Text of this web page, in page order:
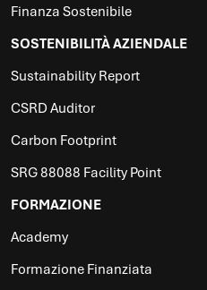
Finanza Sostenibile
SOSTENIBILITÀ AZIENDALE
Sustainability Report
CSRD Auditor
Carbon Footprint
SRG 88088 Facility Point
FORMAZIONE
Academy
Formazione Finanziata